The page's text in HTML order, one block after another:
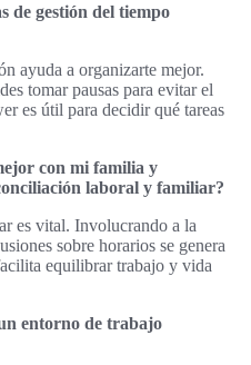
de gestión del tiempo
ayuda a organizarte mejor.
tomar pausas para evitar el
es útil para decidir qué tareas
con mi familia y
laboral y familiar?
es vital. Involucrando a la
sobre horarios se genera
equilibrar trabajo y vida
entorno de trabajo